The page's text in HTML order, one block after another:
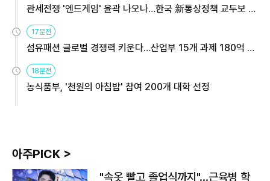
관세전쟁 '엔드게임' 윤곽 나오나…한국 新통상정책 교두보 활
17분전
섬유패션 글로벌 경쟁력 키운다…산업부 15개 과제 180억 지
18분전
농식품부, '천원의 아침밥' 참여 200개 대학 선정
아주PICK >
"속옷 빨고 졸업식까지"…근육병 학